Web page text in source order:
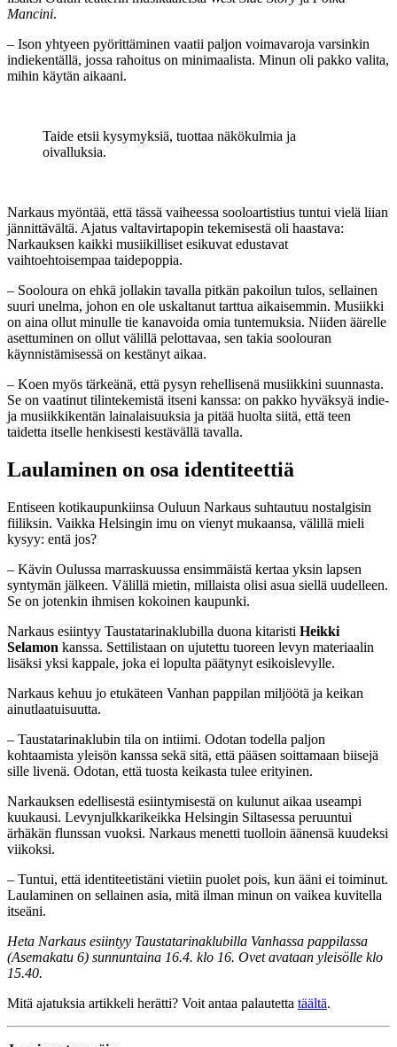
Mancini.
– Ison yhtyeen pyörittäminen vaatii paljon voimavaroja varsinkin
indiekentällä, jossa rahoitus on minimaalista. Minun oli pakko valita,
mihin käytän aikaani.
Taide etsii kysymyksiä, tuottaa näkökulmia ja
oivalluksia.
Narkaus myöntää, että tässä vaiheessa sooloartistius tuntui vielä liian
jännittävältä. Ajatus valtavirtapopin tekemisestä oli haastava:
Narkauksen kaikki musiikilliset esikuvat edustavat
vaihtoehtoisempaa taidepoppia.
– Sooloura on ehkä jollakin tavalla pitkän pakoilun tulos, sellainen
suuri unelma, johon en ole uskaltanut tarttua aikaisemmin. Musiikki
on aina ollut minulle tie kanavoida omia tuntemuksia. Niiden äärelle
asettuminen on ollut välillä pelottavaa, sen takia soolouran
käynnistämisessä on kestänyt aikaa.
– Koen myös tärkeänä, että pysyn rehellisenä musiikkini suunnasta.
Se on vaatinut tilintekemistä itseni kanssa: on pakko hyväksyä indie-
ja musiikkikentän lainalaisuuksia ja pitää huolta siitä, että teen
taidetta itselle henkisesti kestävällä tavalla.
Laulaminen on osa identiteettiä
Entiseen kotikaupunkiinsa Ouluun Narkaus suhtautuu nostalgisin
fiiliksin. Vaikka Helsingin imu on vienyt mukaansa, välillä mieli
kysyy: entä jos?
– Kävin Oulussa marraskuussa ensimmäistä kertaa yksin lapsen
syntymän jälkeen. Välillä mietin, millaista olisi asua siellä uudelleen.
Se on jotenkin ihmisen kokoinen kaupunki.
Narkaus esiintyy Taustatarinaklubilla duona kitaristi Heikki
Selamon kanssa. Settilistaan on ujutettu tuoreen levyn materiaalin
lisäksi yksi kappale, joka ei lopulta päätynyt esikoislevylle.
Narkaus kehuu jo etukäteen Vanhan pappilan miljöötä ja keikan
ainutlaatuisuutta.
– Taustatarinaklubin tila on intiimi. Odotan todella paljon
kohtaamista yleisön kanssa sekä sitä, että pääsen soittamaan biisejä
sille livenä. Odotan, että tuosta keikasta tulee erityinen.
Narkauksen edellisestä esiintymisestä on kulunut aikaa useampi
kuukausi. Levynjulkkarikeikka Helsingin Siltasessa peruuntui
ärhäkän flunssan vuoksi. Narkaus menetti tuolloin äänensä kuudeksi
viikoksi.
– Tuntui, että identiteetistäni vietiin puolet pois, kun ääni ei toiminut.
Laulaminen on sellainen asia, mitä ilman minun on vaikea kuvitella
itseäni.
Heta Narkaus esiintyy Taustatarinaklubilla Vanhassa pappilassa
(Asemakatu 6) sunnuntaina 16.4. klo 16. Ovet avataan yleisölle klo
15.40.
Mitä ajatuksia artikkeli herätti? Voit antaa palautetta täältä.